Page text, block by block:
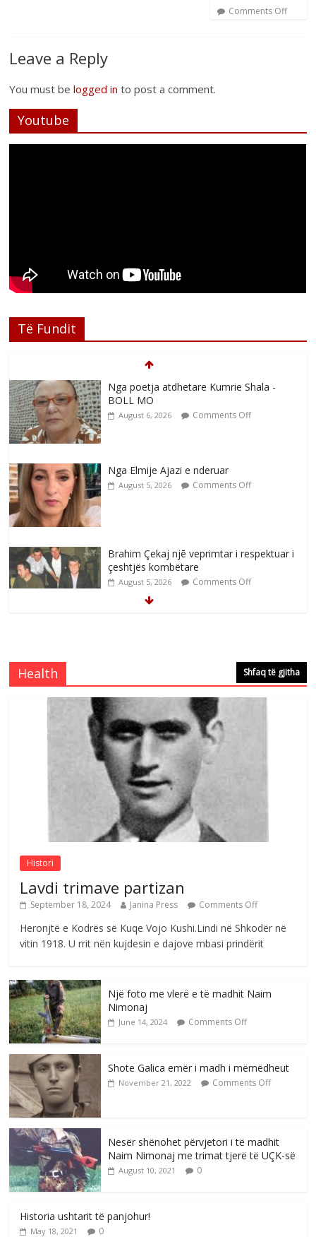
Comments Off
Leave a Reply
You must belogged in to post a comment.
Youtube
Të Fundit
Nga poetja atdhetare Kumrie Shala -
BOLL MO
August 6, 2026 Comments Off
Nga Elmije Ajazi e nderuar
August 5, 2026 Comments Off
Brahim Çekaj njē veprimtar i respektuar i
çeshtjës kombëtare
August 5, 2026 Comments Off
e invalidëve në Fushë Kosovë
Comments Off
Çlirimtari Agron Gërvalla me takime pune
në atdhe të shoqerisë Levizja
August 3, 2026 Comments Off
Postim me vlera nga artistja e mirëfilltë
Mimoza Gjoni
August 6, 2026 Comments Off
Health Shfaq të gjitha
Histori
Lavdi trimave partizan
September 18, 2024 Janina Press Comments Off
Heronjtë e Kodrës së Kuqe Vojo Kushi.Lindi në Shkodër në
vitin 1918. U rrit nën kujdesin e dajove mbasi prindërit
Një foto me vlerë e të madhit Naim
Nimonaj
June 14, 2024 Comments Off
Shote Galica emër i madh i mëmëdheut
November 21, 2022 Comments Off
Nesër shënohet përvjetori i të madhit
Naim Nimonaj me trimat tjerë të UÇK-së
August 10, 2021 0
Historia ushtarit të panjohur!
May 18, 2021 0